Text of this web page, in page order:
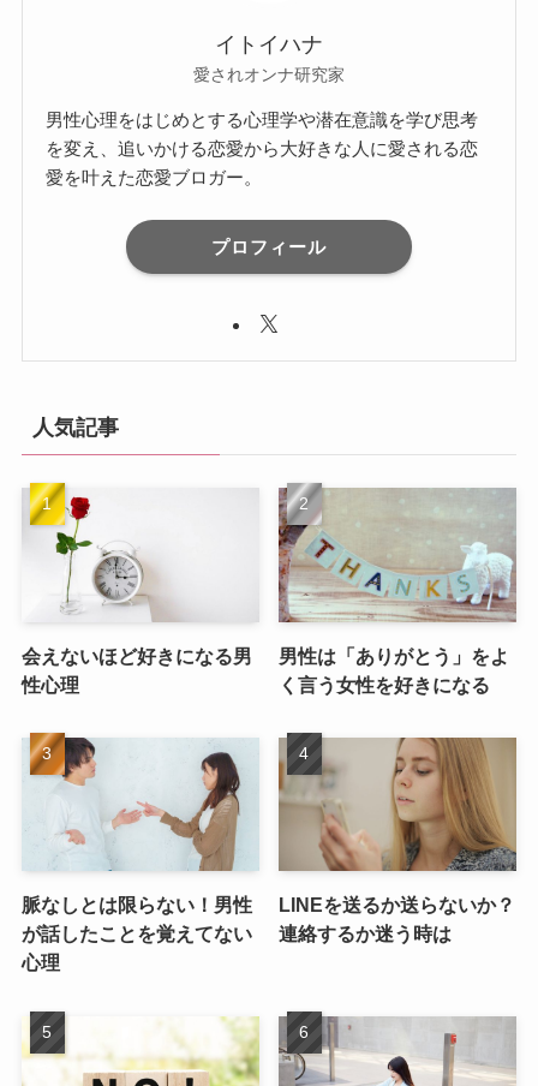
イトイハナ
愛されオンナ研究家
男性心理をはじめとする心理学や潜在意識を学び思考
を変え、追いかける恋愛から大好きな人に愛される恋
愛を叶えた恋愛ブロガー。
プロフィール
人気記事
会えないほど好きになる男
性心理
男性は「ありがとう」をよ
く言う女性を好きになる
脈なしとは限らない！男性
が話したことを覚えてない
心理
LINEを送るか送らないか？
連絡するか迷う時は